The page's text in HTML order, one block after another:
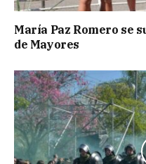
María Paz Romero se
de Mayores